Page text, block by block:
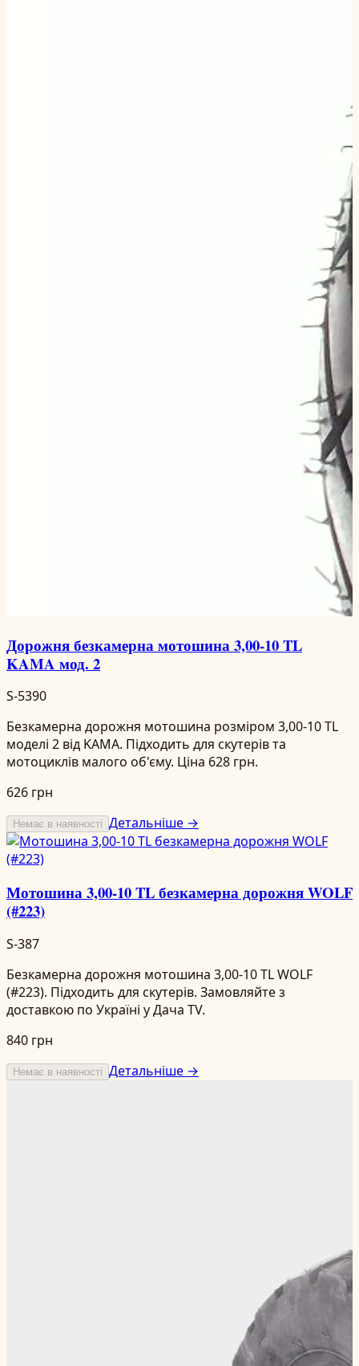
Дорожня безкамерна мотошина 3,00-10 TL
KAMA мод. 2
S-5390
Безкамерна дорожня мотошина розміром 3,00-10 TL
моделі 2 від KAMA. Підходить для скутерів та
мотоциклів малого об'єму. Ціна 628 грн.
626 грн
Немає в наявності Детальніше →
Мотошина 3,00-10 TL безкамерна дорожня WOLF
(#223)
S-387
Безкамерна дорожня мотошина 3,00-10 TL WOLF
(#223). Підходить для скутерів. Замовляйте з
доставкою по Україні у Дача TV.
840 грн
Немає в наявності Детальніше →